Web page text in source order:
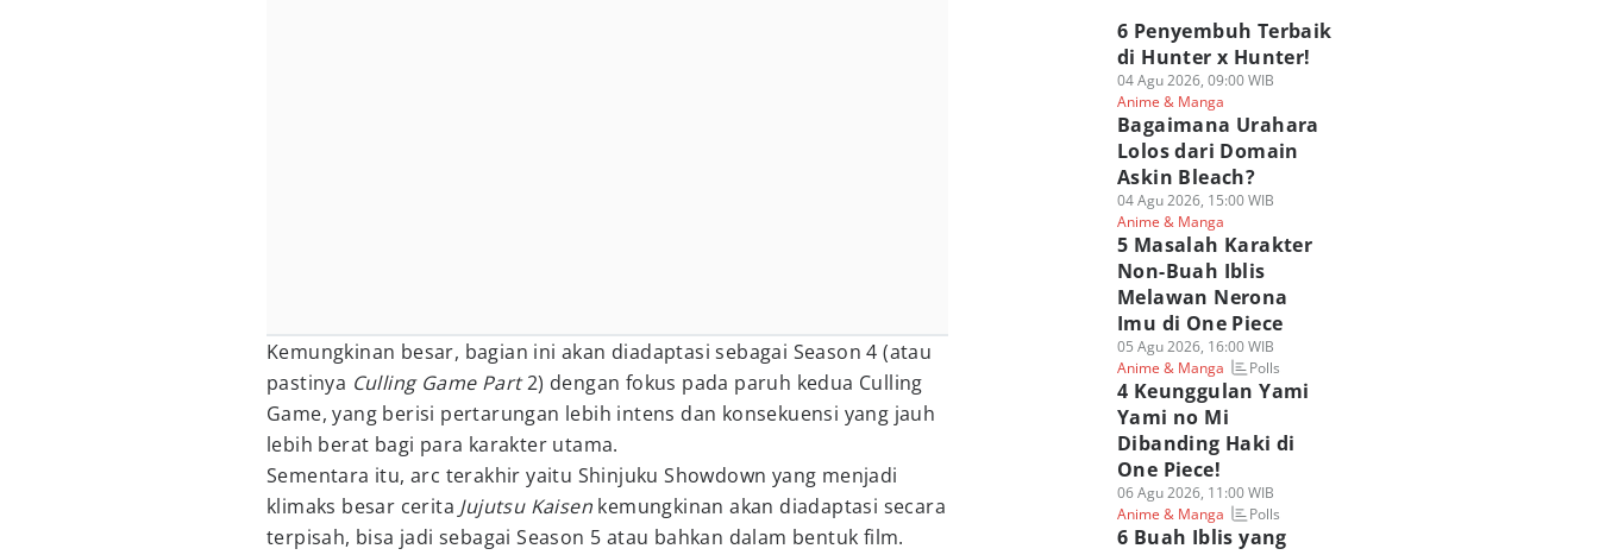
Kemungkinan besar, bagian ini akan diadaptasi sebagai Season 4 (atau
pastinya Culling Game Part2) dengan fokus pada paruh kedua Culling
Game, yang berisi pertarungan lebih intens dan konsekuensi yang jauh
lebih berat bagi para karakter utama.
Sementara itu, arc terakhir yaitu Shinjuku Showdown yang menjadi
klimaks besar cerita Jujutsu Kaisen kemungkinan akan diadaptasi secara
terpisah, bisa jadi sebagai Season 5 atau bahkan dalam bentuk film.
6 Penyembuh Terbaik
di Hunter x Hunter!
04 Agu 2026, 09:00 WIB
Anime & Manga
Bagaimana Urahara
Lolos dari Domain
Askin Bleach?
04 Agu 2026, 15:00 WIB
Anime & Manga
5 Masalah Karakter
Non-Buah Iblis
Melawan Nerona
Imu di One Piece
05 Agu 2026, 16:00 WIB
Anime & Manga
Polls
4 Keunggulan Yami
Yami no Mi
Dibanding Haki di
One Piece!
06 Agu 2026, 11:00 WIB
Anime & Manga
Polls
6 Buah Iblis yang